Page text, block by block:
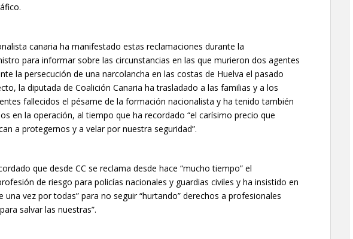
canaria ha manifestado estas reclamaciones durante la
para informar sobre las circunstancias en las que murieron dos agentes
la persecución de una narcolancha en las costas de Huelva el pasado
la diputada de Coalición Canaria ha trasladado a las familias y a los
fallecidos el pésame de la formación nacionalista y ha tenido también
en la operación, al tiempo que ha recordado “el carísimo precio que
a protegernos y a velar por nuestra seguridad”.
que desde CC se reclama desde hace “mucho tiempo” el
de riesgo para policías nacionales y guardias civiles y ha insistido en
una vez por todas” para no seguir “hurtando” derechos a profesionales
salvar las nuestras”.